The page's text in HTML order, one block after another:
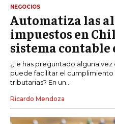
NEGOCIOS
Automatiza las
impuestos en
sistema contable
¿Te has preguntado alguna
puede facilitar el
tributarias? En un...
Ricardo Mendoza